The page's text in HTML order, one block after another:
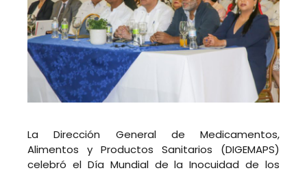
La Dirección General de Medicamentos,
Alimentos y Productos Sanitarios (DIGEMAPS)
celebró el Día Mundial de la Inocuidad de los